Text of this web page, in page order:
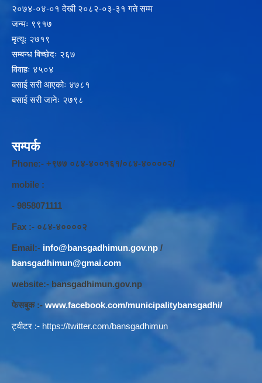
२‍०७४-०४-०१ देखी २०८२-०३-३१ गते सम्म
जन्मः ९९१७
मृत्यूः २७१९
सम्बन्ध बिच्छेदः २६७
विवाहः ४५०४
बसाई सरी आएकोः ४७८१
बसाई सरी जानेः २७९८
सम्पर्क
Phone:- +९७७ ०८४-४००१६१/०८४-४००००२/
mobile :
- 9858071111
Fax :- ०८४-४००००२
Email:- info@bansgadhimun.gov.np /
bansgadhimun@gmai.com
website:- bansgadhimun.gov.np
फेसबुक :- www.facebook.com/municipalitybansgadhi/
ट्वीटर :- https://twitter.com/bansgadhimun